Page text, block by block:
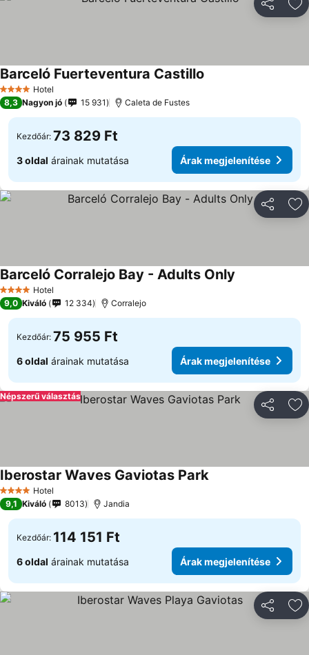
4 KategóriaHotel
Barceló Fuerteventura Castillo
8,3 Nagyon jó 15 931 Caleta de Fustes
Kezdőár: 73 829 Ft
3 oldal árainak mutatása Árak megjelenítése
4 KategóriaHotel
Barceló Corralejo Bay - Adults Only
9,0 Kiváló 12 334 Corralejo
Kezdőár: 75 955 Ft
6 oldal árainak mutatása Árak megjelenítése
Népszerű választás
4 KategóriaHotel
Iberostar Waves Gaviotas Park
9,1 Kiváló 8013 Jandia
Kezdőár: 114 151 Ft
6 oldal árainak mutatása Árak megjelenítése